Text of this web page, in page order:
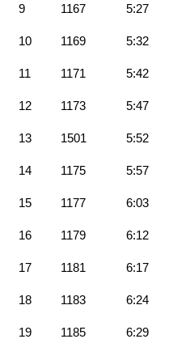
9 1167 5:27
10 1169 5:32
11 1171 5:42
12 1173 5:47
13 1501 5:52
14 1175 5:57
15 1177 6:03
16 1179 6:12
17 1181 6:17
18 1183 6:24
19 1185 6:29